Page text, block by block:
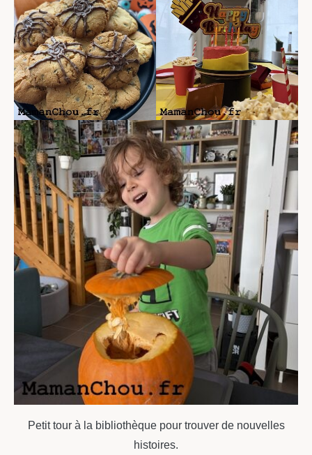
Petit tour à la bibliothèque pour trouver de nouvelles
histoires.